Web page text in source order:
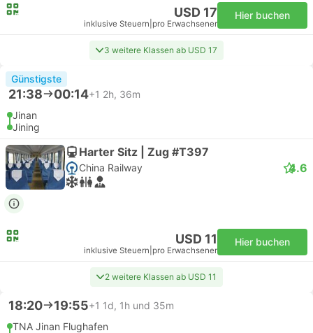
USD 17
inklusive Steuern pro Erwachsener
Hier buchen
3 weitere Klassen ab USD 17
Günstigste
21:38 00:14+1 2h, 36m
Jinan
Jining
Harter Sitz | Zug #T397
China Railway 4.6
USD 11
inklusive Steuern pro Erwachsener
Hier buchen
2 weitere Klassen ab USD 11
18:20 19:55+1 1d, 1h und 35m
TNA Jinan Flughafen